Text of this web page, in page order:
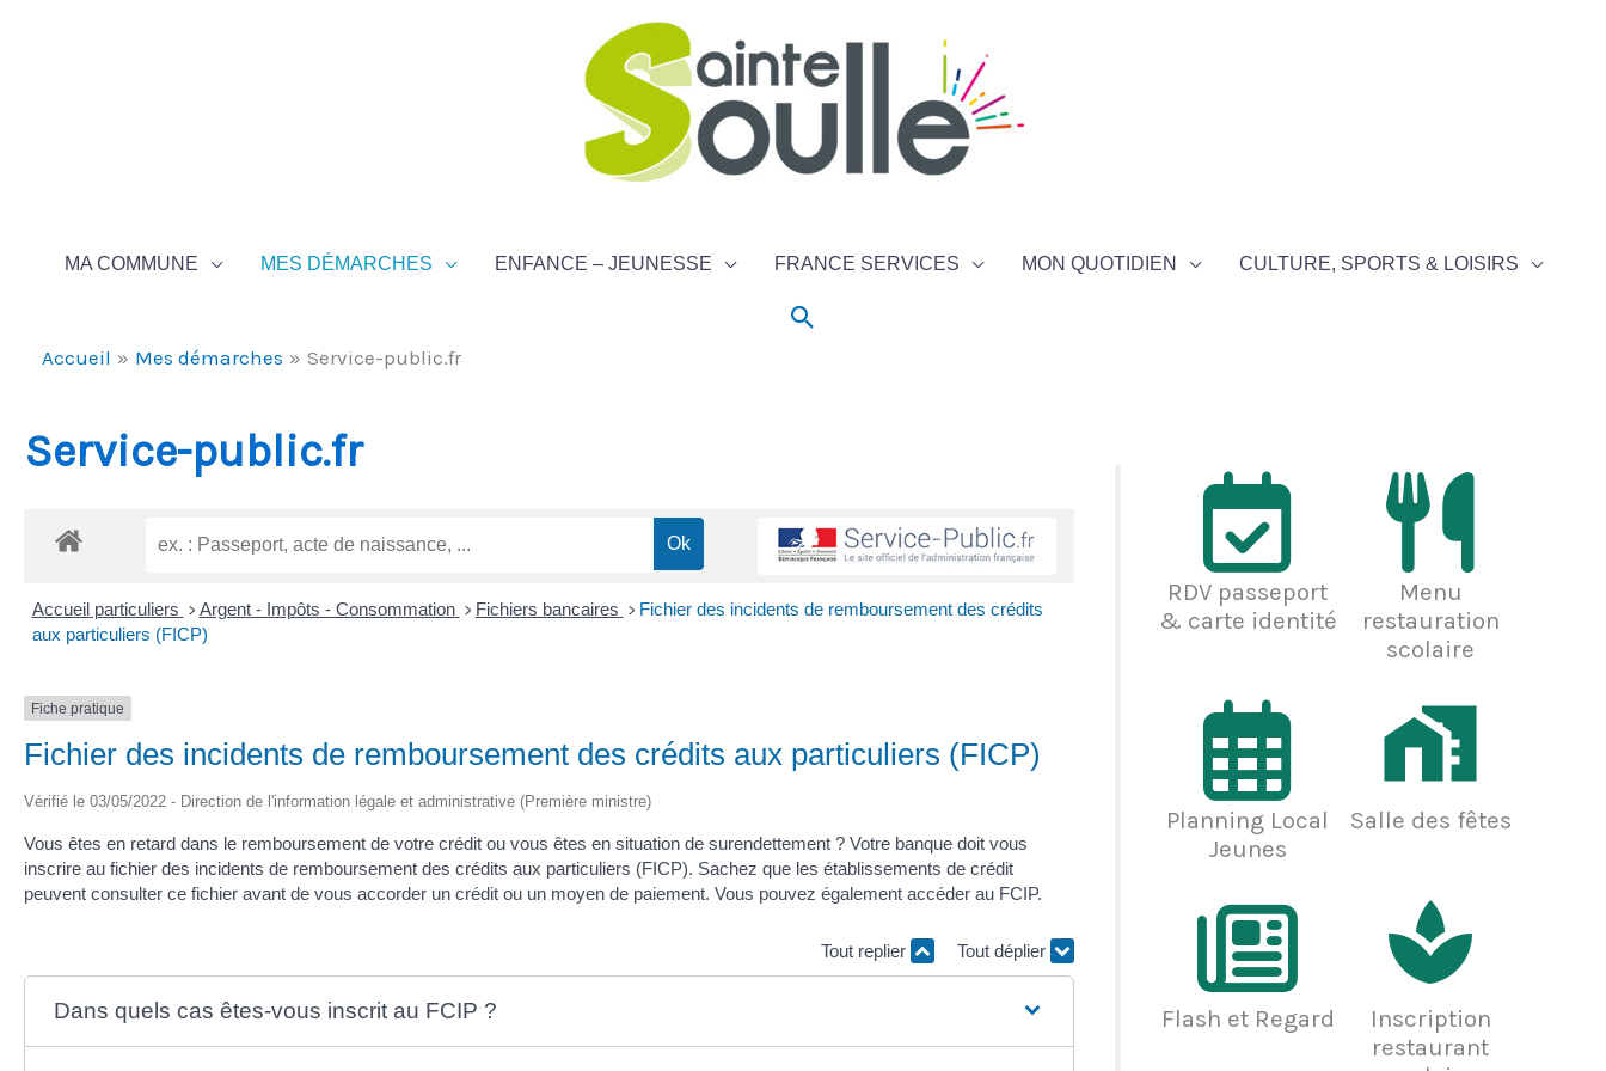
MA COMMUNE MES DÉMARCHES ENFANCE – JEUNESSE FRANCE SERVICES MON QUOTIDIEN CULTURE, SPORTS & LOISIRS
Rechercher
Accueil Mes démarches Service-public.fr
Service-public.fr
Accueil particuliers > Argent - Impôts - Consommation > Fichiers bancaires > Fichier des incidents de remboursement des crédits
aux particuliers (FICP)
Fiche pratique
Fichier des incidents de remboursement des crédits aux particuliers (FICP)
Vérifié le 03/05/2022 - Direction de l'information légale et administrative (Première ministre)
Vous êtes en retard dans le remboursement de votre crédit ou vous êtes en situation de surendettement ? Votre banque doit vous
inscrire au fichier des incidents de remboursement des crédits aux particuliers (FICP). Sachez que les établissements de crédit
peuvent consulter ce fichier avant de vous accorder un crédit ou un moyen de paiement. Vous pouvez également accéder au FCIP.
Tout replier Tout déplier
Dans quels cas êtes-vous inscrit au FCIP ?
RDV passeport
& carte identité
Menu
restauration
scolaire
Planning Local
Jeunes
Salle des fêtes
Flash et Regard
Inscription
restaurant